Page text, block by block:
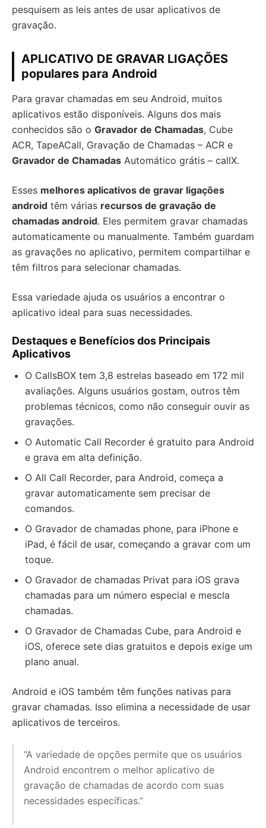
pesquisem as leis antes de usar aplicativos de
gravação.
APLICATIVO DE GRAVAR LIGAÇÕES
populares para Android
Para gravar chamadas em seu Android, muitos
aplicativos estão disponíveis. Alguns dos mais
conhecidos são o Gravador de Chamadas, Cube
ACR, TapeACall, Gravação de Chamadas – ACR e
Gravador de Chamadas Automático grátis – callX.
Esses melhores aplicativos de gravar ligações
android têm várias recursos de gravação de
chamadas android. Eles permitem gravar chamadas
automaticamente ou manualmente. Também guardam
as gravações no aplicativo, permitem compartilhar e
têm filtros para selecionar chamadas.
Essa variedade ajuda os usuários a encontrar o
aplicativo ideal para suas necessidades.
Destaques e Benefícios dos Principais
Aplicativos
O CallsBOX tem 3,8 estrelas baseado em 172 mil
avaliações. Alguns usuários gostam, outros têm
problemas técnicos, como não conseguir ouvir as
gravações.
O Automatic Call Recorder é gratuito para Android
e grava em alta definição.
O All Call Recorder, para Android, começa a
gravar automaticamente sem precisar de
comandos.
O Gravador de chamadas phone, para iPhone e
iPad, é fácil de usar, começando a gravar com um
toque.
O Gravador de chamadas Privat para iOS grava
chamadas para um número especial e mescla
chamadas.
O Gravador de Chamadas Cube, para Android e
iOS, oferece sete dias gratuitos e depois exige um
plano anual.
Android e iOS também têm funções nativas para
gravar chamadas. Isso elimina a necessidade de usar
aplicativos de terceiros.
“A variedade de opções permite que os usuários
Android encontrem o melhor aplicativo de
gravação de chamadas de acordo com suas
necessidades específicas.”